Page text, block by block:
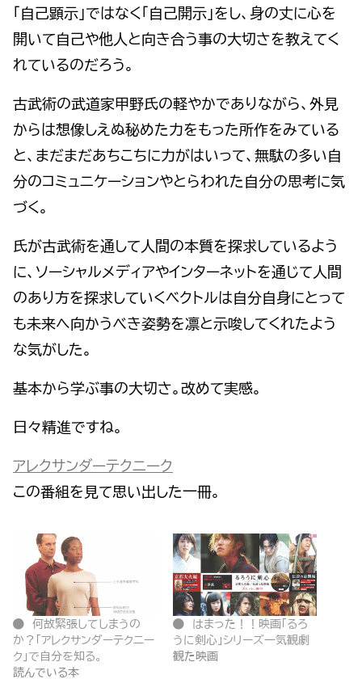
「自己顕示」ではなく「自己開示」をし、身の丈に心を
開いて自己や他人と向き合う事の大切さを教えてく
れているのだろう。
古武術の武道家甲野氏の軽やかでありながら、外見
からは想像しえぬ秘めた力をもった所作をみている
と、まだまだあちこちに力がはいって、無駄の多い自
分のコミュニケーションやとらわれた自分の思考に気
づく。
氏が古武術を通して人間の本質を探求しているよう
に、ソーシャルメディアやインターネットを通じて人間
のあり方を探求していくベクトルは自分自身にとって
も未来へ向かうべき姿勢を凛と示唆してくれたよう
な気がした。
基本から学ぶ事の大切さ。改めて実感。
日々精進ですね。
アレクサンダーテクニーク
この番組を見て思い出した一冊。
何故緊張してしまうの
か？「アレクサンダーテクニー
ク」で自分を知る。
読んでいる本
はまった！！映画「るろ
うに剣心」シリーズ一気観劇
観た映画